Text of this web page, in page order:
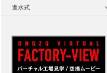
進水式